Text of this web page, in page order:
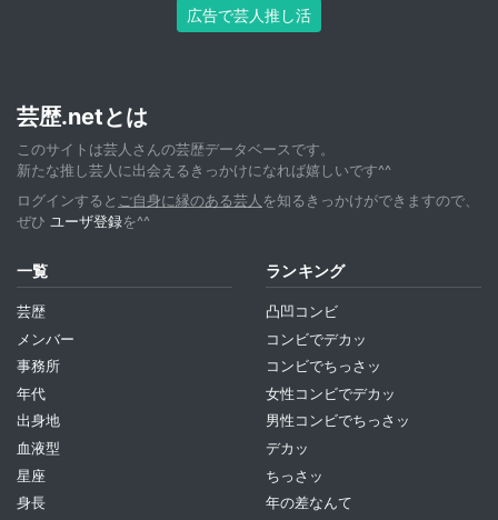
広告で芸人推し活
芸歴.netとは
このサイトは芸人さんの芸歴データベースです。
新たな推し芸人に出会えるきっかけになれば嬉しいです^^
ログインすると ご自身に縁のある芸人 を知るきっかけができますので、
ぜひ ユーザ登録を^^
一覧
芸歴
メンバー
事務所
年代
出身地
血液型
星座
身長
ランキング
凸凹コンビ
コンビでデカッ
コンビでちっさッ
女性コンビでデカッ
男性コンビでちっさッ
デカッ
ちっさッ
年の差なんて